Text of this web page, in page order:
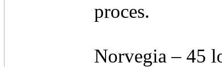
proces.
Norvegia – 45